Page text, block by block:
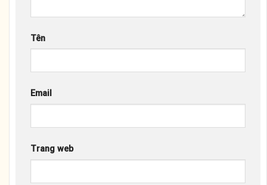
Tên
Email
Trang web